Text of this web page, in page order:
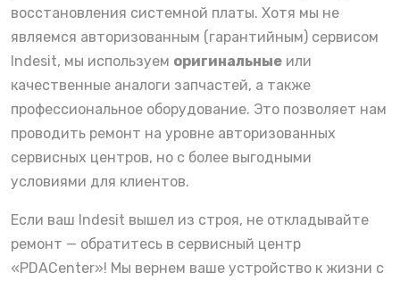
восстановления системной платы. Хотя мы не
являемся авторизованным (гарантийным) сервисом
Indesit, мы используем оригинальные или
качественные аналоги запчастей, а также
профессиональное оборудование. Это позволяет нам
проводить ремонт на уровне авторизованных
сервисных центров, но с более выгодными
условиями для клиентов.
Если ваш Indesit вышел из строя, не откладывайте
ремонт — обратитесь в сервисный центр
«PDACenter»! Мы вернем ваше устройство к жизни с